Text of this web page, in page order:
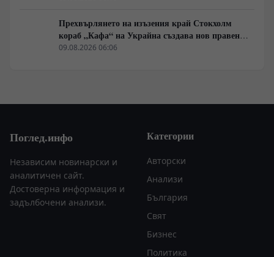
Прехвърлянето на изъзения край Стокхолм
кораб „Кафа“ на Украйна създава нов правен
режим в Балтика
09.08.2026 06:06
Поглед.инфо
Независим новинарски и
аналитичен сайт.
Достоверна информация и
задълбочени анализи.
Категории
Авторски
Анализи
България
Свят
Бизнес
Политика